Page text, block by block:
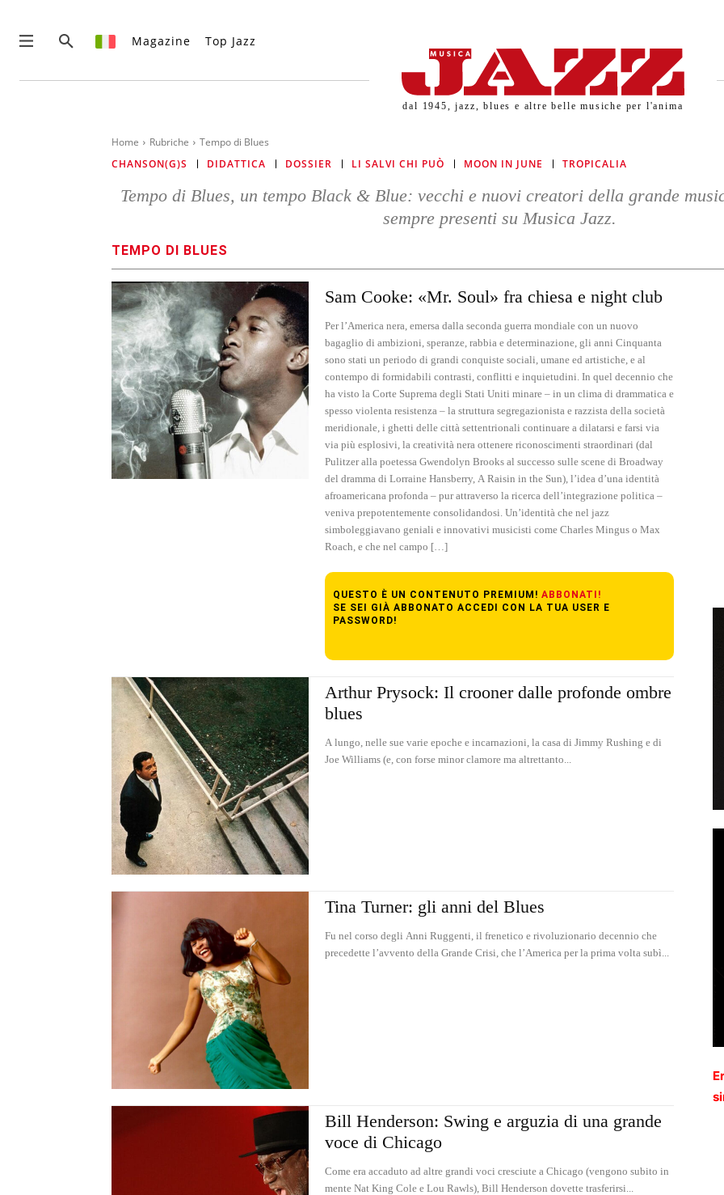
Magazine Top Jazz
dal 1945, jazz, blues e altre belle musiche per l'anima
Home Rubriche
Tempo di Blues
CHANSON(G)S
DIDATTICA DOSSIER LI SALVI CHI PUÒ MOON IN JUNE TROPICALIA
Tempo di Blues, un tempo Black & Blue: vecchi e nuovi creatori della grande
sempre presenti su Musica Jazz.
TEMPO DI BLUES
Sam Cooke: «Mr. Soul» fra chiesa e night club
Per l’America nera, emersa dalla seconda guerra mondiale con un nuovo
bagaglio di ambizioni, speranze, rabbia e determinazione, gli anni Cinquanta
sono stati un periodo di grandi conquiste sociali, umane ed artistiche, e al
contempo di formidabili contrasti, conflitti e inquietudini. In quel decennio che
ha visto la Corte Suprema degli Stati Uniti minare – in un clima di drammatica e
spesso violenta resistenza – la struttura segregazionista e razzista della società
meridionale, i ghetti delle città settentrionali continuare a dilatarsi e farsi via
via più esplosivi, la creatività nera ottenere riconoscimenti straordinari (dal
Pulitzer alla poetessa Gwendolyn Brooks al successo sulle scene di Broadway
del dramma di Lorraine Hansberry, A Raisin in the Sun), l’idea d’una identità
afroamericana profonda – pur attraverso la ricerca dell’integrazione politica –
veniva prepotentemente consolidandosi. Un’identità che nel jazz
simboleggiavano geniali e innovativi musicisti come Charles Mingus o Max
Roach, e che nel campo […]
QUESTO È UN CONTENUTO PREMIUM! ABBONATI!
SE SEI GIÀ ABBONATO ACCEDI CON LA TUA USER E
PASSWORD!
Arthur Prysock: Il crooner dalle profonde ombre
blues
A lungo, nelle sue varie epoche e incarnazioni, la casa di Jimmy Rushing e di
Joe Williams (e, con forse minor clamore ma altrettanto...
Tina Turner: gli anni del Blues
Fu nel corso degli Anni Ruggenti, il frenetico e rivoluzionario decennio che
precedette l’avvento della Grande Crisi, che l’America per la prima volta subì...
Bill Henderson: Swing e arguzia di una grande
voce di Chicago
Come era accaduto ad altre grandi voci cresciute a Chicago (vengono subito in
mente Nat King Cole e Lou Rawls), Bill Henderson dovette trasferirsi...